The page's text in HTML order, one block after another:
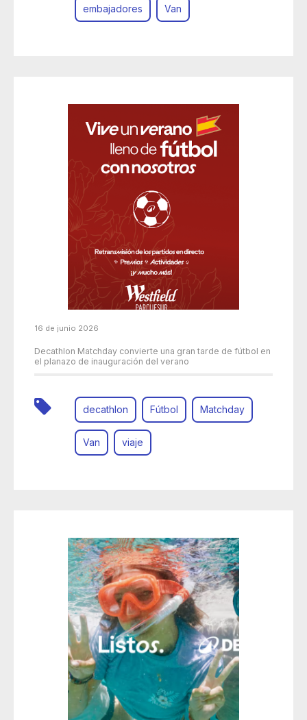
embajadores Van
16 de junio 2026
Decathlon Matchday convierte una gran tarde de fútbol en
el planazo de inauguración del verano
decathlon Fútbol Matchday
Van viaje